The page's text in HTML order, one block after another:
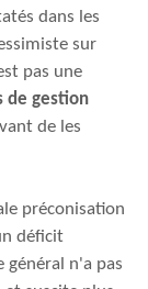
dans les
sur
pas une
de gestion
de les
préconisation
déficit
général n'a pas